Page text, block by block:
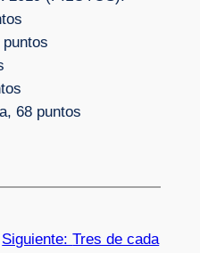
68 puntos
Siguiente:Tres de cada